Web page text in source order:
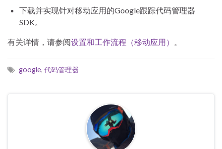
下载并实现针对移动应用的Google跟踪代码管理器
SDK。
有关详情，请参阅设置和工作流程（移动应用） 。
google, 代码管理器